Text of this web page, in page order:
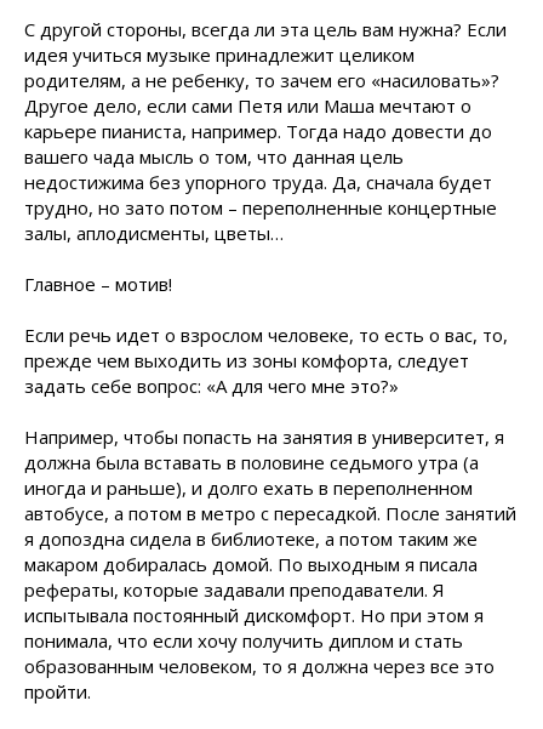
С другой стороны, всегда ли эта цель вам нужна? Если
идея учиться музыке принадлежит целиком
родителям, а не ребенку, то зачем его «насиловать»?
Другое дело, если сами Петя или Маша мечтают о
карьере пианиста, например. Тогда надо довести до
вашего чада мысль о том, что данная цель
недостижима без упорного труда. Да, сначала будет
трудно, но зато потом – переполненные концертные
залы, аплодисменты, цветы…
Главное – мотив!
Если речь идет о взрослом человеке, то есть о вас, то,
прежде чем выходить из зоны комфорта, следует
задать себе вопрос: «А для чего мне это?»
Например, чтобы попасть на занятия в университет, я
должна была вставать в половине седьмого утра (а
иногда и раньше), и долго ехать в переполненном
автобусе, а потом в метро с пересадкой. После занятий
я допоздна сидела в библиотеке, а потом таким же
макаром добиралась домой. По выходным я писала
рефераты, которые задавали преподаватели. Я
испытывала постоянный дискомфорт. Но при этом я
понимала, что если хочу получить диплом и стать
образованным человеком, то я должна через все это
пройти.